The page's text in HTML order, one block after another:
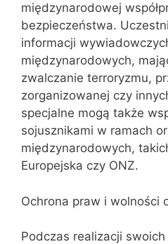
międzynarodowej
bezpieczeństwa.
informacji
międzynarodowych,
zwalczanie terroryzmu,
zorganizowanej czy
specjalne mogą także
sojusznikami w ramach
międzynarodowych,
Europejska czy ONZ.
Ochrona praw i wolności
Podczas realizacji swoich